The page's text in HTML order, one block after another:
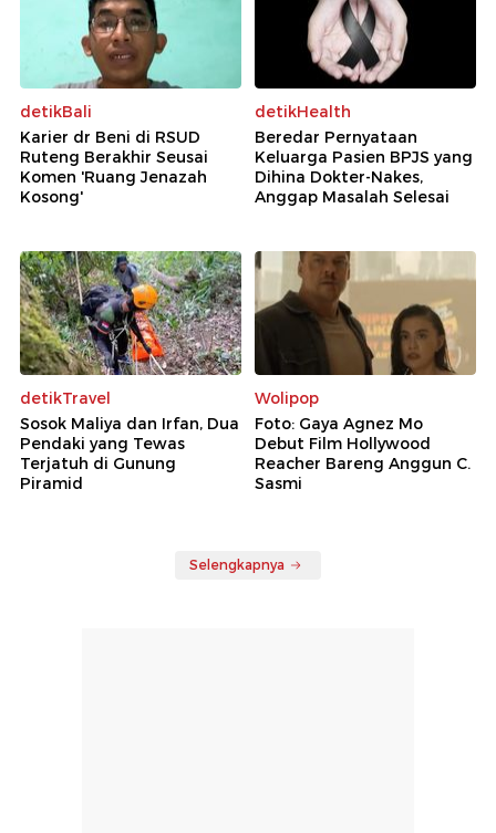
detikBali
Karier dr Beni di RSUD
Ruteng Berakhir Seusai
Komen 'Ruang Jenazah
Kosong'
detikHealth
Beredar Pernyataan
Keluarga Pasien BPJS yang
Dihina Dokter-Nakes,
Anggap Masalah Selesai
detikTravel
Sosok Maliya dan Irfan, Dua
Pendaki yang Tewas
Terjatuh di Gunung
Piramid
Wolipop
Foto: Gaya Agnez Mo
Debut Film Hollywood
Reacher Bareng Anggun C.
Sasmi
Selengkapnya